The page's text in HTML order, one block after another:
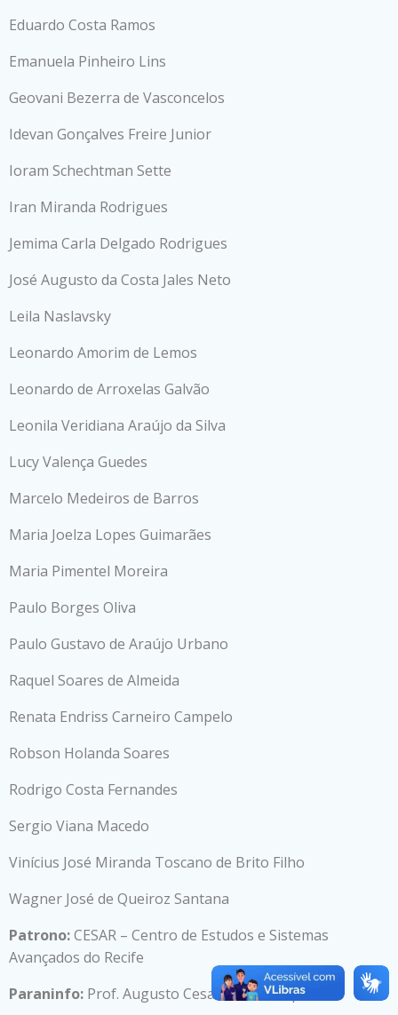
Eduardo Costa Ramos
Emanuela Pinheiro Lins
Geovani Bezerra de Vasconcelos
Idevan Gonçalves Freire Junior
Ioram Schechtman Sette
Iran Miranda Rodrigues
Jemima Carla Delgado Rodrigues
José Augusto da Costa Jales Neto
Leila Naslavsky
Leonardo Amorim de Lemos
Leonardo de Arroxelas Galvão
Leonila Veridiana Araújo da Silva
Lucy Valença Guedes
Marcelo Medeiros de Barros
Maria Joelza Lopes Guimarães
Maria Pimentel Moreira
Paulo Borges Oliva
Paulo Gustavo de Araújo Urbano
Raquel Soares de Almeida
Renata Endriss Carneiro Campelo
Robson Holanda Soares
Rodrigo Costa Fernandes
Sergio Viana Macedo
Vinícius José Miranda Toscano de Brito Filho
Wagner José de Queiroz Santana
Patrono:CESAR – Centro de Estudos e Sistemas
Avançados do Recife
Paraninfo: Prof. Augusto Cesar Alves Sampaio